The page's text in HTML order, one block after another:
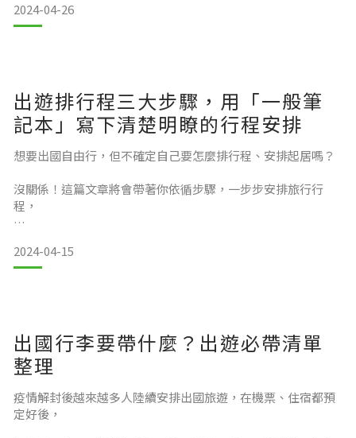
慶祝了嗎？很多人都會在母親節期間，精心選擇禮物，來表達
對媽媽的感激和愛意。挑選一個令人滿意的母親節禮物很有挑
母親節禮物挑選方向
如果對於挑選送給媽媽的母親節禮物沒有想法，以下是可以參
根
2024-04-26
出遊排行程三大步驟，用「一般筆
記本」寫下清楚明瞭的行程安排
想要出國自由行，但不確定自己要怎麼排行程、安排起居嗎？
沒關係！這篇文章將會帶著你依循步驟，一步步安排旅行行
程，
程！
出遊時間的制定大多會跟著連續假期安排，但如果有更多自由
空間的話，不妨先上訂票網站查詢哪個時段是淡季，玩起來會
更舒適。
2024-04-15
出國行李要帶什麼？出遊必帶清單
整理
疫情解封後越來越多人陸續安排出國旅遊，在機票、住宿都預
定好後，